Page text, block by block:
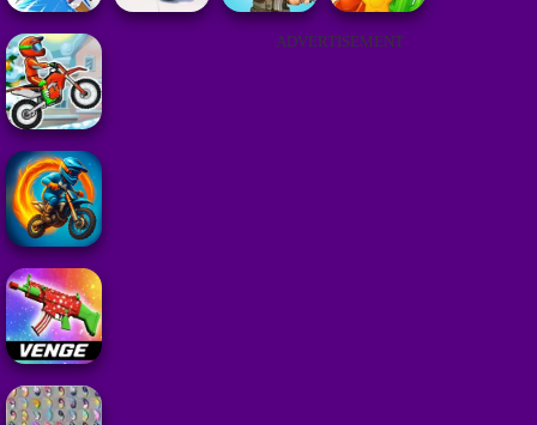
ADVERTISEMENT